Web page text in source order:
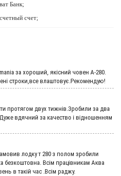
Банк;
счет;
за хороший, якісний човен А-280.
строки,все влаштовує.Рекомендую!
протягом двух тижнів.Зробили за два
вдячний за качество і відношенням
лодку т 280 з полом зробили
безкоштовна. Всім працівникам Аква
в такій час .Всім раджу.